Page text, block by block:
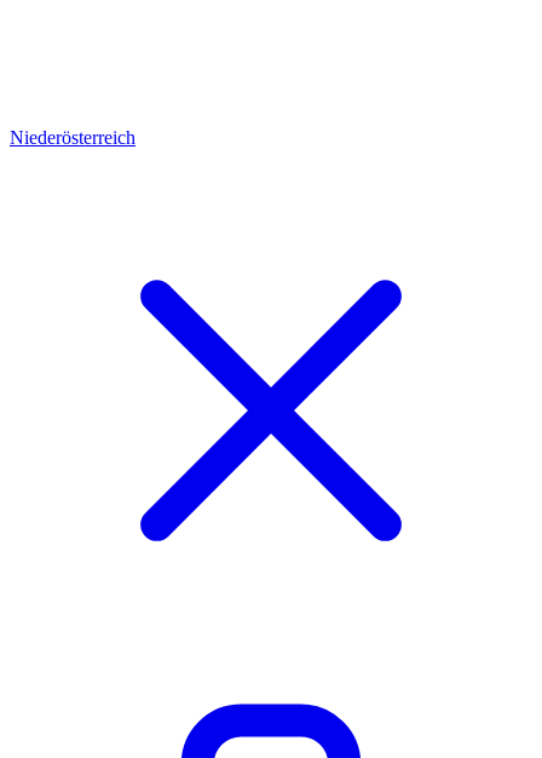
Niederösterreich